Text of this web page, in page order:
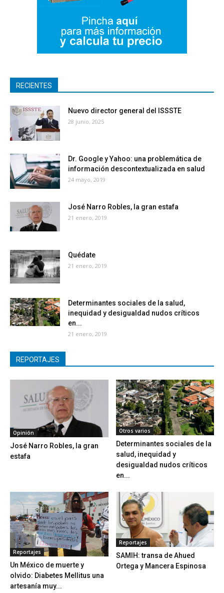
RECIENTES
Nuevo director general del ISSSTE
28 junio, 2025
Dr. Google y Yahoo: una problemática de
información descontextualizada en salud
24 mayo, 2019
José Narro Robles, la gran estafa
21 enero, 2019
Quédate
21 enero, 2019
Determinantes sociales de la salud,
inequidad y desigualdad nudos críticos
en...
21 enero, 2019
REPORTAJES
Opinión
José Narro Robles, la gran
estafa
Otros varios
Determinantes sociales de la
salud, inequidad y
desigualdad nudos críticos
en...
Reportajes
Un México de muerte y
olvido: Diabetes Mellitus una
artesanía muy...
Reportajes
SAMIH: transa de Ahued
Ortega y Mancera Espinosa